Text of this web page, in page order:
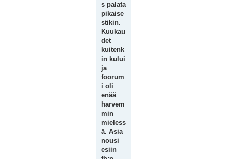
s palata
pikaise
stikin.
Kuukau
det
kuitenk
in kului
ja
foorum
i oli
enää
harvem
min
mieless
ä. Asia
nousi
esiin